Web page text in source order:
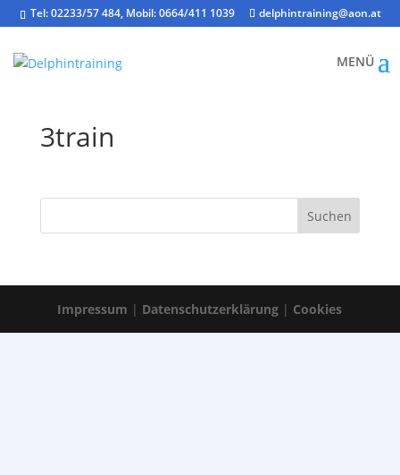
Tel: 02233/57 484, Mobil: 0664/411 1039 delphintraining@aon.at
3train
Impressum | Datenschutzerklärung | Cookies